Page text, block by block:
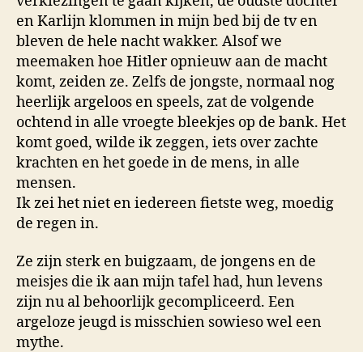
en Karlijn klommen in mijn bed bij de tv en
bleven de hele nacht wakker. Alsof we
meemaken hoe Hitler opnieuw aan de macht
komt, zeiden ze. Zelfs de jongste, normaal nog
heerlijk argeloos en speels, zat de volgende
ochtend in alle vroegte bleekjes op de bank. Het
komt goed, wilde ik zeggen, iets over zachte
krachten en het goede in de mens, in alle
mensen.
Ik zei het niet en iedereen fietste weg, moedig
de regen in.
Ze zijn sterk en buigzaam, de jongens en de
meisjes die ik aan mijn tafel had, hun levens
zijn nu al behoorlijk gecompliceerd. Een
argeloze jeugd is misschien sowieso wel een
mythe.